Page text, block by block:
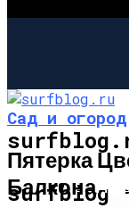
САД И
Сад и огород
Пятерка
Балкона